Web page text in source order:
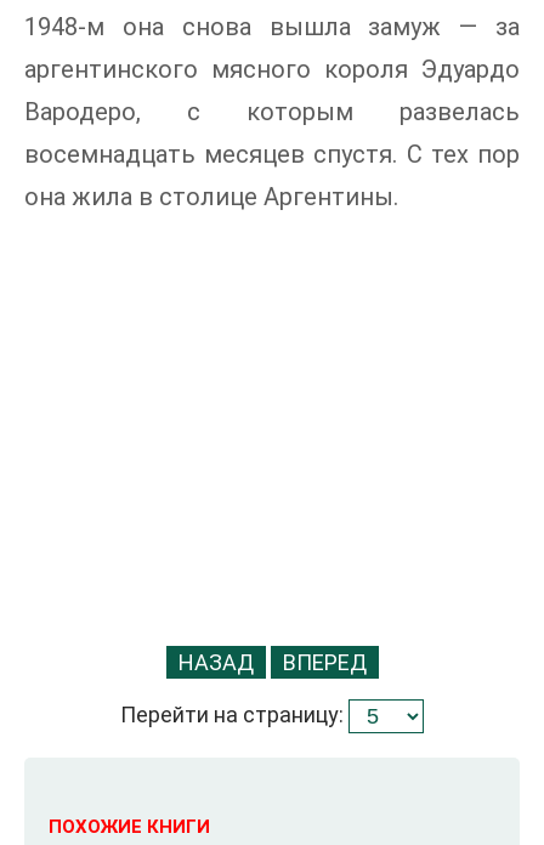
1948-м она снова вышла замуж — за
аргентинского мясного короля Эдуардо
Вародеро, с которым развелась
восемнадцать месяцев спустя. С тех пор
она жила в столице Аргентины.
НАЗАД ВПЕРЕД
Перейти на страницу:
ПОХОЖИЕ КНИГИ